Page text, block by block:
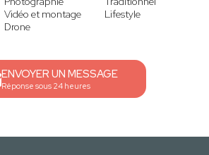
Vidéo et montage
Drone
Lifestyle
ENVOYER UN MESSAGE
Réponse sous 24 heures